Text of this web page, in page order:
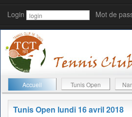
Login Mot de
Accueil Tunis Open
Tunis Open lundi 16 avril 2018